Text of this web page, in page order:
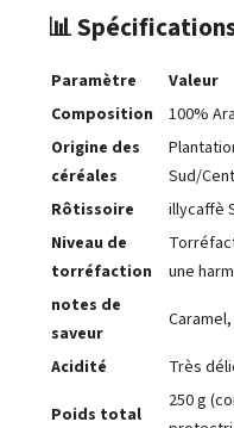
📊
Paramètre
Valeur
Composition
100%
Origine des
céréales
Sud/
Rôtissoire
illycaffè
Niveau de
torréfaction
une
notes de
saveur
Acidité
Très
Poids total
250 g